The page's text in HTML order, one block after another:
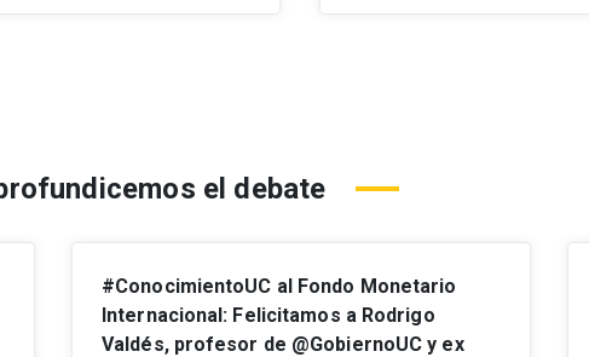
el debate
#ConocimientoUC al Fondo Monetario
Internacional: Felicitamos a Rodrigo
Valdés, profesor de @GobiernoUC y ex